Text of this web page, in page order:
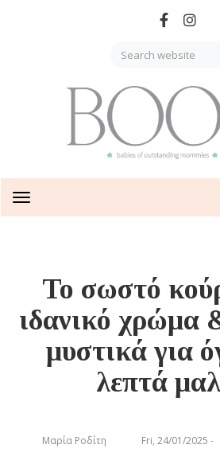
Toggle
navigation
Το σωστό
ιδανικό χρώμα
μυστικά για
λεπτά
Μαρία Ροδίτη Fri, 24/01/2025 -